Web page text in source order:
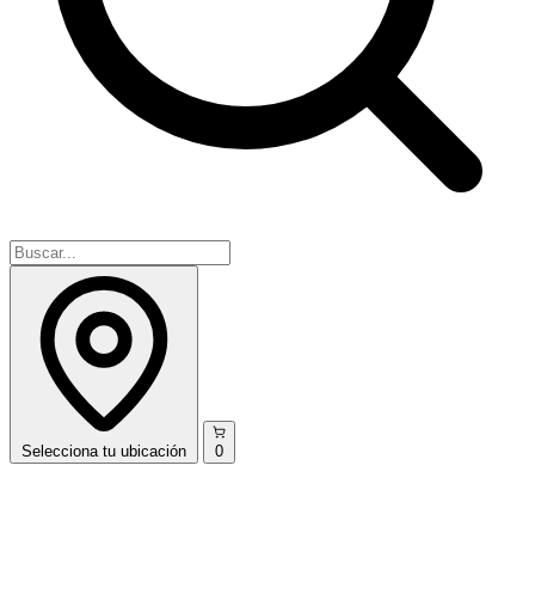
Selecciona tu ubicación 0